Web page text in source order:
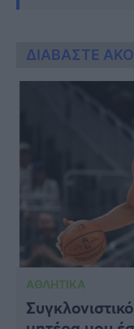
ΔΙΑΒΑΣΤΕ
ΑΘΛΗΤΙΚΑ